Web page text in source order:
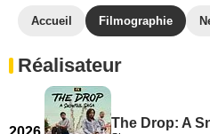
Accueil Filmographie
Réalisateur
The Drop: A